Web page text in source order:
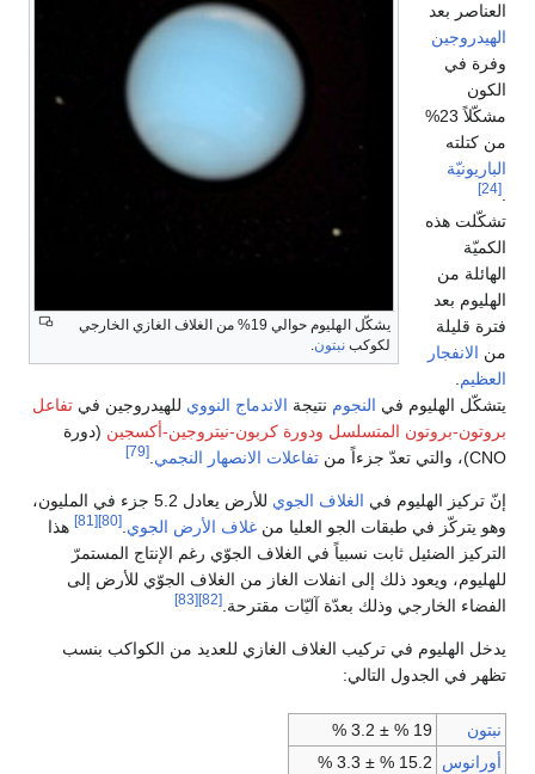
يشكّل الهليوم حوالي 19% من الغلاف الغازي الخارجي
لكوكب نبتون.
العناصر بعد
الهيدروجين
وفرة في
الكون
مشكّلاً 23%
من كتلته
الباريونيّة
.
[24]
تشكّلت هذه
الكميّة
الهائلة من
الهليوم بعد
فترة قليلة
من الانفجار
العظيم.
يتشكّل الهليوم في النجوم نتيجة الاندماج النووي للهيدروجين في تفاعل
بروتون-بروتون المتسلسل ودورة كربون-نيتروجين-أكسجين (دورة
CNO)، والتي تعدّ جزءاً من
تفاعلات الانصهار النجمي.
[79]
إنّ تركيز الهليوم في الغلاف الجوي
للأرض يعادل 5.2 جزء في المليون،
وهو يتركّز في طبقات الجو العليا من غلاف الأرض الجوي.
[80]
[81]
هذا
التركيز الضئيل ثابت نسبياً في الغلاف الجوّي رغم الإنتاج المستمرّ
للهليوم، ويعود ذلك إلى انفلات الغاز من الغلاف الجوّي للأرض إلى
الفضاء الخارجي وذلك بعدّة آليّات مقترحة.[82]
[83]
يدخل الهليوم في تركيب الغلاف الغازي للعديد من الكواكب بنسب
تظهر في الجدول التالي:
نبتون
19 % ± 3.2 %
أورانوس
15.2 % ± 3.3 %